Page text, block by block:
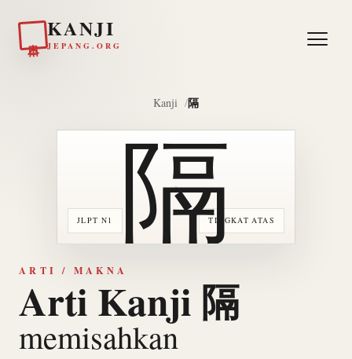
KANJI
JEPANG.ORG
Kanji 隔
JLPT N1 TINGKAT ATAS
隔
ARTI / MAKNA
Arti Kanji 隔
memisahkan